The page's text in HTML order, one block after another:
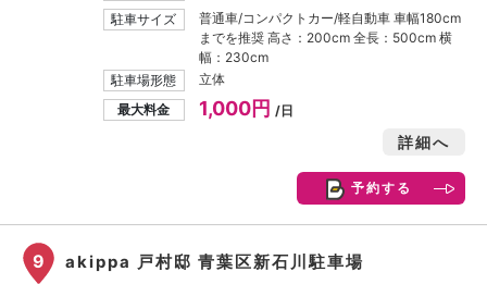
駐車サイズ
普通車/コンパクトカー/軽自動車 車幅180cm
までを推奨 高さ：200cm 全長：500cm 横
幅：230cm
駐車場形態
立体
最大料金
1,000円/日
詳細へ
予約する
9 akippa 戸村邸 青葉区新石川駐車場